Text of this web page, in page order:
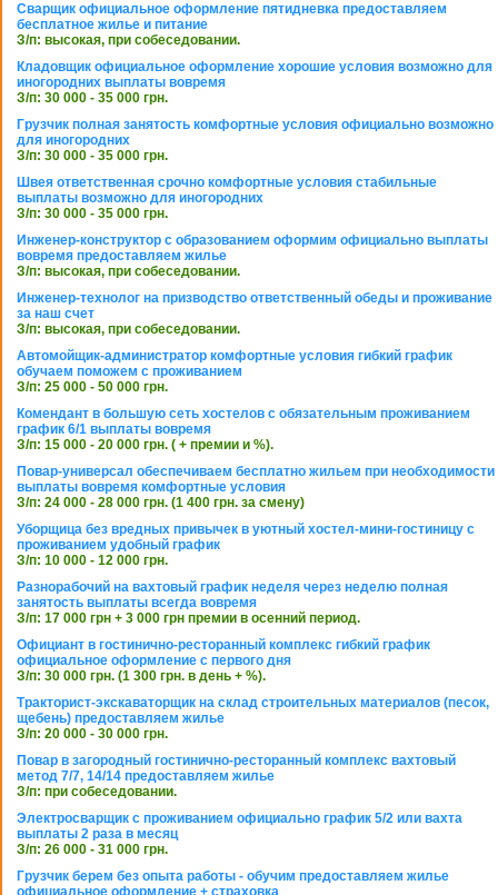
Сварщик официальное оформление пятидневка предоставляем
бесплатное жилье и питание
З/п: высокая, при собеседовании.
Кладовщик официальное оформление хорошие условия возможно для
иногородних выплаты вовремя
З/п: 30 000 - 35 000 грн.
Грузчик полная занятость комфортные условия официально возможно
для иногородних
З/п: 30 000 - 35 000 грн.
Швея ответственная срочно комфортные условия стабильные
выплаты возможно для иногородних
З/п: 30 000 - 35 000 грн.
Инженер-конструктор с образованием оформим официально выплаты
вовремя предоставляем жилье
З/п: высокая, при собеседовании.
Инженер-технолог на призводство ответственный обеды и проживание
за наш счет
З/п: высокая, при собеседовании.
Автомойщик-администратор комфортные условия гибкий график
обучаем поможем с проживанием
З/п: 25 000 - 50 000 грн.
Комендант в большую сеть хостелов с обязательным проживанием
график 6/1 выплаты вовремя
З/п: 15 000 - 20 000 грн. ( + премии и %).
Повар-универсал обеспечиваем бесплатно жильем при необходимости
выплаты вовремя комфортные условия
З/п: 24 000 - 28 000 грн. (1 400 грн. за смену)
Уборщица без вредных привычек в уютный хостел-мини-гостиницу с
проживанием удобный график
З/п: 10 000 - 12 000 грн.
Разнорабочий на вахтовый график неделя через неделю полная
занятость выплаты всегда вовремя
З/п: 17 000 грн + 3 000 грн премии в осенний период.
Официант в гостинично-ресторанный комплекс гибкий график
официальное оформление с первого дня
З/п: 30 000 грн. (1 300 грн. в день + %).
Тракторист-экскаваторщик на склад строительных материалов (песок,
щебень) предоставляем жилье
З/п: 20 000 - 30 000 грн.
Повар в загородный гостинично-ресторанный комплекс вахтовый
метод 7/7, 14/14 предоставляем жилье
З/п: при собеседовании.
Электросварщик с проживанием официально график 5/2 или вахта
выплаты 2 раза в месяц
З/п: 26 000 - 31 000 грн.
Грузчик берем без опыта работы - обучим предоставляем жилье